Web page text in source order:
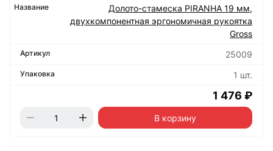
Долото-стамеска PIRANHA 19 мм,
двухкомпонентная эргономичная рукоятка
Gross
25009
1 шт.
1 476 ₽
В корзину